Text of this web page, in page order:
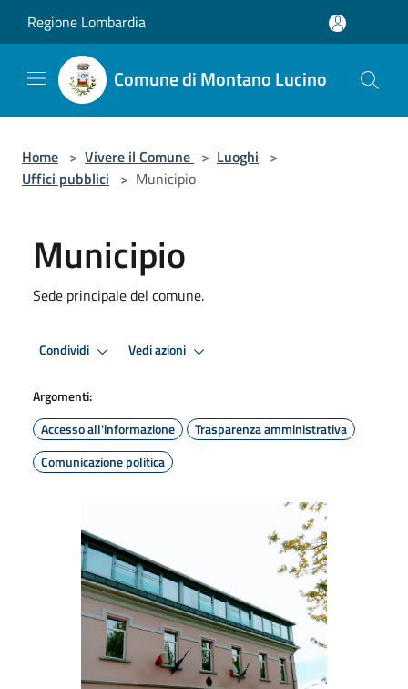
Regione Lombardia
Comune di Montano Lucino
Home > Vivere il Comune > Luoghi >
Uffici pubblici > Municipio
Municipio
Sede principale del comune.
Condividi Vedi azioni
Argomenti:
Accesso all'informazione
Trasparenza amministrativa
Comunicazione politica